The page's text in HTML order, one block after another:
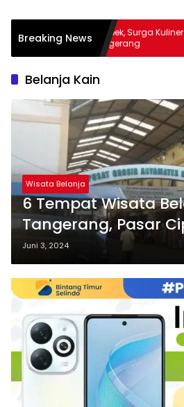
Breaking NewsWarbek, Surga Kuliner
Tangerang
Belanja Kain
Wisata Belanja
6 Tempat Wisata
Tangerang, Pasar
Belanja Kain
Juni 3, 2024